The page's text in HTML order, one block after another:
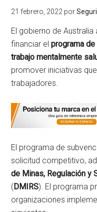
21 febrero, 2022 por
El gobierno de
financiar elprograma
trabajo mentalmente
promover iniciativas
trabajadores.
El programa de
solicitud competitivo,
de Minas, Regulación y
(DMIRS). El programa
organizaciones